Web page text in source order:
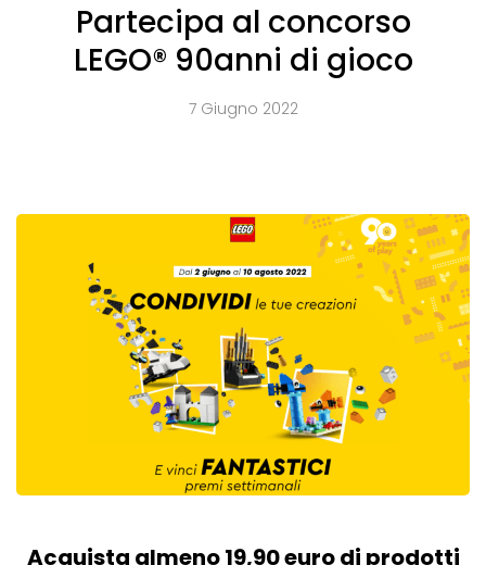
Partecipa al concorso
LEGO® 90anni di gioco
7 Giugno 2022
Acquista almeno 19,90 euro di prodotti